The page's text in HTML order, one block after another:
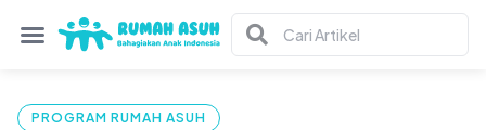
PROGRAM RUMAH ASUH